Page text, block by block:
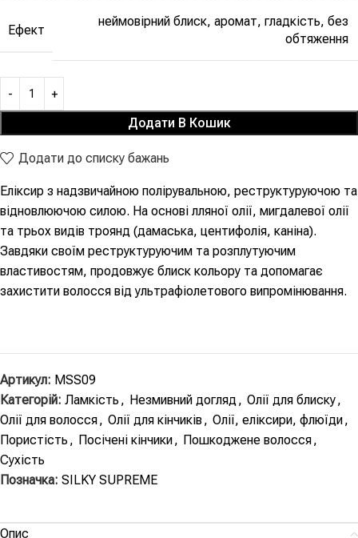
Ефект
неймовірний блиск, аромат, гладкість, без
обтяження
Додати В Кошик
Додати до списку бажань
Еліксир з надзвичайною полірувальною, реструктуруючою та
відновлюючою силою. На основі лляної олії, мигдалевої олії
та трьох видів троянд (дамаська, центифолія, каніна).
Завдяки своїм реструктуруючим та розплутуючим
властивостям, продовжує блиск кольору та допомагає
захистити волосся від ультрафіолетового випромінювання.
Артикул: MSS09
Категорій: Ламкість , Незмивний догляд, Олії для блиску,
Олії для волосся, Олії для кінчиків, Олії, еліксири, флюїди,
Пористість , Посічені кінчики, Пошкоджене волосся,
Сухість
Позначка: SILKY SUPREME
Опис